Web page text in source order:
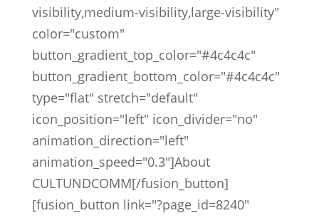
visibility,medium-visibility,large-visibility"
color="custom"
button_gradient_top_color="#4c4c4c"
button_gradient_bottom_color="#4c4c4c"
type="flat" stretch="default"
icon_position="left" icon_divider="no"
animation_direction="left"
animation_speed="0.3"]About
CULTUNDCOMM[/fusion_button]
[fusion_button link="?page_id=8240"